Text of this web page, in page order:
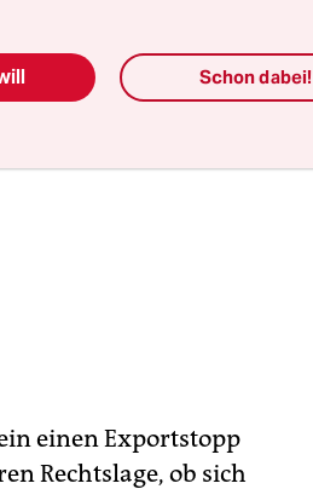
einen Exportstopp
Rechtslage, ob sich
Schon dabei!